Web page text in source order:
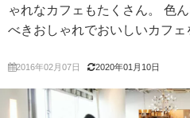
ゃれなカフェもたくさん。 色
べきおしゃれでおいしいカフェ
2016年02月07日 2020年01月10日